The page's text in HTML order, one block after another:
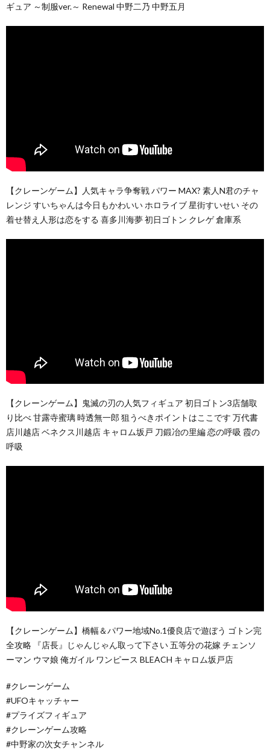
ギュア ～制服ver.～ Renewal 中野二乃 中野五月
【クレーンゲーム】人気キャラ争奪戦 パワー MAX? 素人N君のチャ
レンジ すいちゃんは今日もかわいい ホロライブ 星街すいせい その
着せ替え人形は恋をする 喜多川海夢 初日ゴトン クレゲ 倉庫系
【クレーンゲーム】鬼滅の刃の人気フィギュア 初日ゴトン3店舗取
り比べ 甘露寺蜜璃 時透無一郎 狙うべきポイントはここです 万代書
店川越店 ベネクス川越店 キャロム坂戸 刀鍛冶の里編 恋の呼吸 霞の
呼吸
【クレーンゲーム】橋幅＆パワー地域No.1優良店で遊ぼう ゴトン完
全攻略 『店長』じゃんじゃん取って下さい 五等分の花嫁 チェンソ
ーマン ウマ娘 俺ガイル ワンピース BLEACH キャロム坂戸店
#クレーンゲーム
#UFOキャッチャー
#プライズフィギュア
#クレーンゲーム攻略
#中野家の次女チャンネル